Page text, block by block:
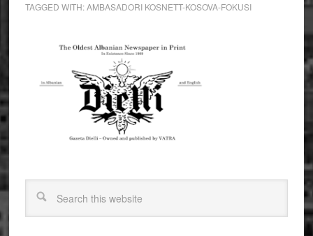
TAGGED WITH:AMBASADORI KOSNETT-KOSOVA-FOKUSI